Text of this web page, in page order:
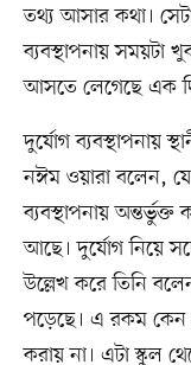
তথ্য আসার কথা।
ব্যবস্থাপনায় সময়টা
আসতে লেগেছে এক
দুর্যোগ ব্যবস্থাপনায়
নঈম ওয়ারা বলেন,
ব্যবস্থাপনায়
আছে। দুর্যোগ নিয়ে
উল্লেখ করে তিনি
পড়েছে। এ রকম কেন
করায় না। এটা স্কুল